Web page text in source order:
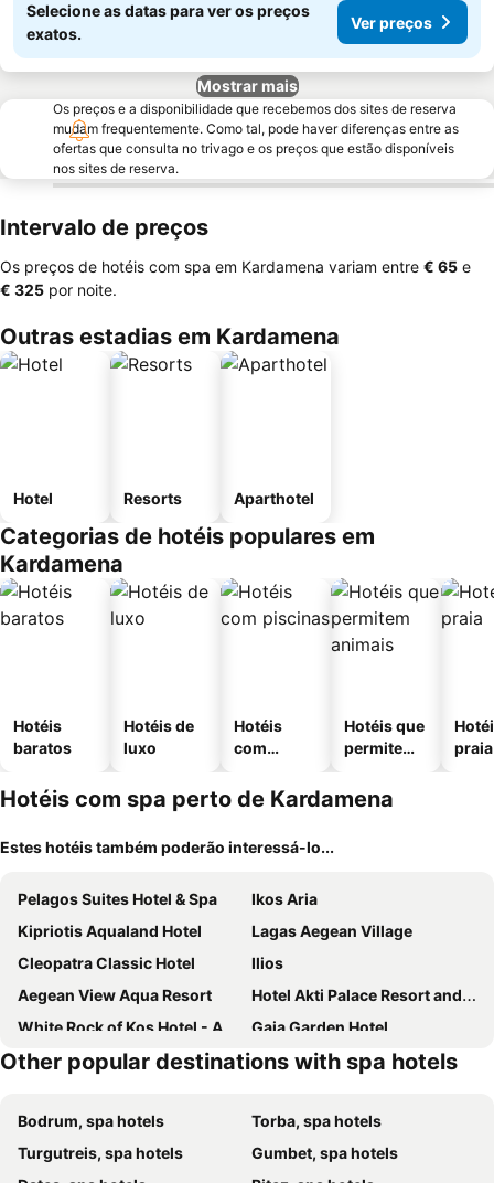
Selecione as datas para ver os preços
exatos.
Ver preços
Mostrar mais
Os preços e a disponibilidade que recebemos dos sites de reserva
mudam frequentemente. Como tal, pode haver diferenças entre as
ofertas que consulta no trivago e os preços que estão disponíveis
nos sites de reserva.
Intervalo de preços
Os preços de hotéis com spa em Kardamena variam entre ‎€ 65 e
‎€ 325 por noite.
Outras estadias em Kardamena
Hotel Resorts Aparthotel
Categorias de hotéis populares em
Kardamena
Hotéis
baratos
Hotéis de
luxo
Hotéis
com
Hotéis que
permitem
praia
Hotéis com spa perto de Kardamena
Estes hotéis também poderão interessá-lo...
Pelagos Suites Hotel & Spa
Ikos Aria
Kipriotis Aqualand Hotel
Lagas Aegean Village
Cleopatra Classic Hotel
Ilios
Aegean View Aqua Resort
Hotel Akti Palace Resort and Spa
White Rock of Kos Hotel - Adults only
Gaia Garden Hotel
Utopia Blu Hotel
White Olive Marine Aquapark
Costa Angela Seaside Resort
Blue Lagoon City Hotel
Mosay Kos All Suite Hotel
Porto Bello Beach
Other popular destinations with spa hotels
Bodrum, spa hotels
Torba, spa hotels
Turgutreis, spa hotels
Gumbet, spa hotels